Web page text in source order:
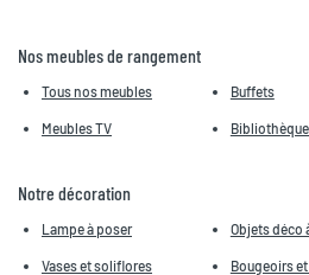
Nos meubles de rangement
Tous nos meubles Buffets
Meubles TV
Notre décoration
Lampe à poser Objets déco
Vases et soliflores Bougeoirs